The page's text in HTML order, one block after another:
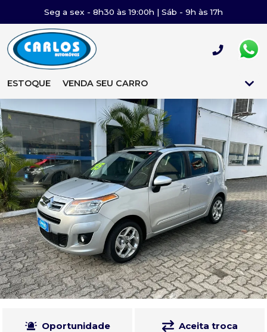
Seg a sex - 8h30 às 19:00h | Sáb - 9h às 17h
ESTOQUE VENDA SEU CARRO
Oportunidade Aceita troca